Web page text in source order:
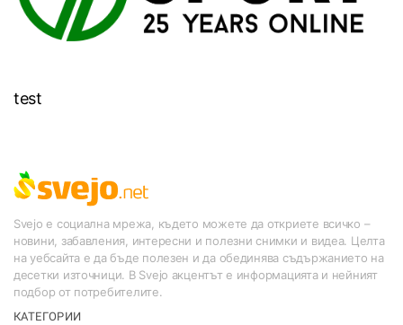
test
Svejo е социална мрежа, където можете да откриете всичко –
новини, забавления, интересни и полезни снимки и видеа. Целта
на уебсайта е да бъде полезен и да обединява съдържанието на
десетки източници. В Svejo акцентът е информацията и нейният
подбор от потребителите.
КАТЕГОРИИ